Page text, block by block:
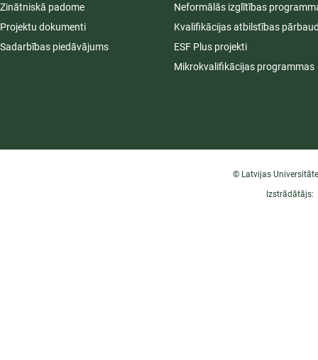
Zinātniskā padome
Projektu dokumenti
Sadarbības piedāvājums
Neformālās izglītības
Kvalifikācijas atbilstības
ESF Plus projekti
Mikrokvalifikācijas programmas
© Latvijas
Izstrādātājs: